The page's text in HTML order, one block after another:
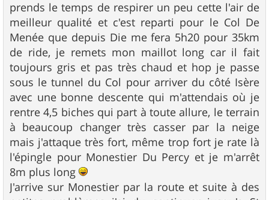
prends le temps de respirer un peu cette l'air de
meilleur qualité et c'est reparti pour le Col De
Menée que depuis Die me fera 5h20 pour 35km
de ride, je remets mon maillot long car il fait
toujours gris et pas très chaud et hop je passe
sous le tunnel du Col pour arriver du côté Isère
avec une bonne descente qui m'attendais où je
rentre 4,5 biches qui part à toute allure, le terrain
à beaucoup changer très casser par la neige
mais j'attaque très fort, même trop fort je rate là
l'épingle pour Monestier Du Percy et je m'arrêt
8m plus long
J'arrive sur Monestier par la route et suite à des